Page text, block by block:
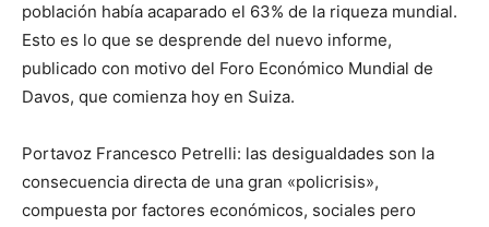
población había acaparado el 63% de la riqueza mundial.
Esto es lo que se desprende del nuevo informe,
publicado con motivo del Foro Económico Mundial de
Davos, que comienza hoy en Suiza.
Portavoz Francesco Petrelli: las desigualdades son la
consecuencia directa de una gran «policrisis»,
compuesta por factores económicos, sociales pero